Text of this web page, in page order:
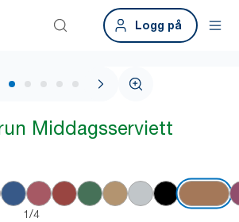
Logg på
1 / 6
Middagsserviett
1/4